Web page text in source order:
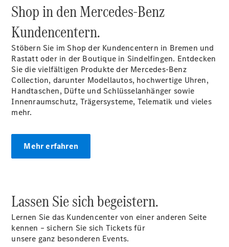
verfügbare
Angebote
V-Klasse
V-Klasse
Marco Polo
Limousinen
Der
elektrische
CLA mit EQ-
EQE
Limousine -
elektrisch
EQS
Limousine -
Shop in den Mercedes‑Benz
Kundencentern.
Stöbern Sie im Shop der Kundencentern in Bremen und
Rastatt oder in der Boutique in Sindelfingen. Entdecken
Sie die vielfältigen Produkte der Mercedes-Benz
Collection, darunter Modellautos, hochwertige Uhren,
Handtaschen, Düfte und Schlüsselanhänger sowie
Innenraumschutz, Trägersysteme, Telematik und vieles
mehr.
Mehr erfahren
Lassen Sie sich begeistern.
Lernen Sie das Kundencenter von einer anderen Seite
kennen – sichern Sie sich Tickets für
unsere ganz besonderen Events.